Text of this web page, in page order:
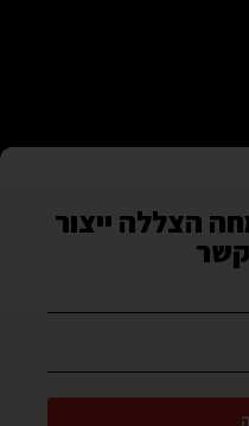
הצללה ייצור